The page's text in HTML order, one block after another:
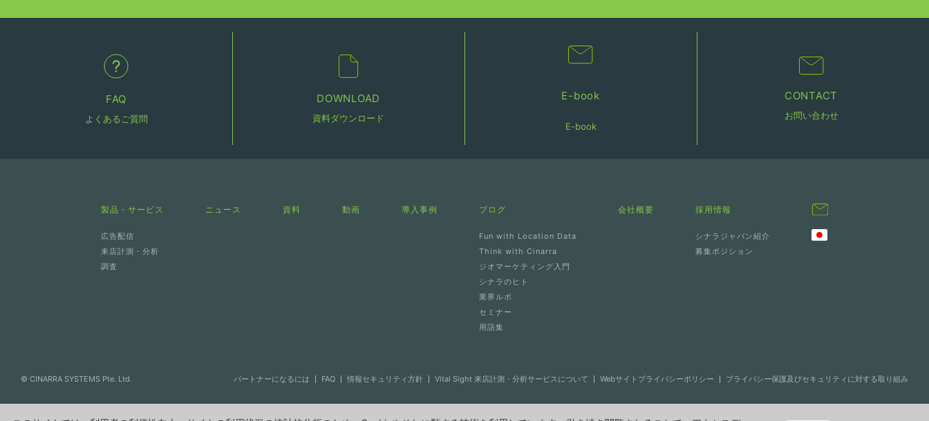
FAQ
よくあるご質問
DOWNLOAD
資料ダウンロード
E-book
E-book
CONTACT
お問い合わせ
製品・サービス
広告配信
来店計測・分析
調査
ニュース 資料 動画 導入事例 ブログ
Fun with Location Data
Think with Cinarra
ジオマーケティング入門
シナラのヒト
業界ルポ
セミナー
用語集
会社概要 採用情報
シナラジャパン紹介
募集ポジション
© CINARRA SYSTEMS Pte. Ltd. パートナーになるには FAQ 情報セキュリティ方針 Vital Sight 来店計測・分析サービスについて Webサイトプライバシーポリシー プライバシー保護及びセキュリティに対する取り組み